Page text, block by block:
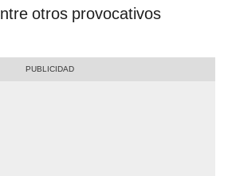
otros provocativos